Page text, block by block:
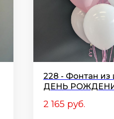
228 - Фонтан
ДЕНЬ
2 165 руб.